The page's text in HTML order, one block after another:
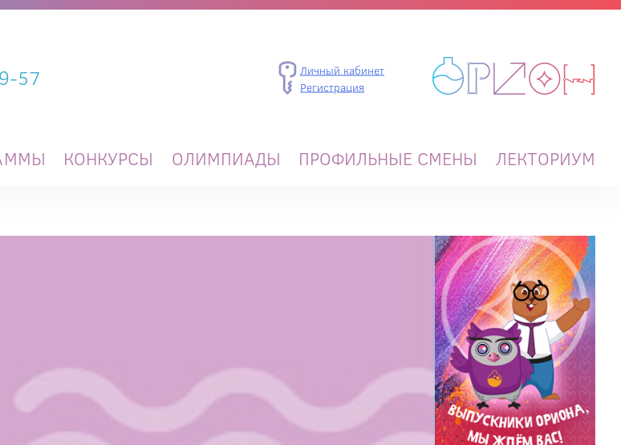
57
Личный кабинет
Регистрация
КОНКУРСЫ ОЛИМПИАДЫ ПРОФИЛЬНЫЕ СМЕНЫ ЛЕКТОРИУМ